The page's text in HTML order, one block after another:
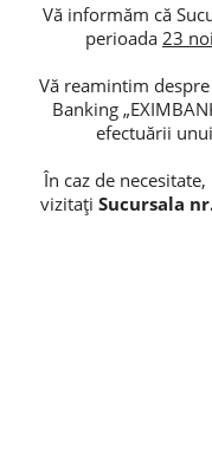
Vă informăm că
perioada 23
Vă reamintim
Banking
efectuării
În caz de
vizitați Sucursala